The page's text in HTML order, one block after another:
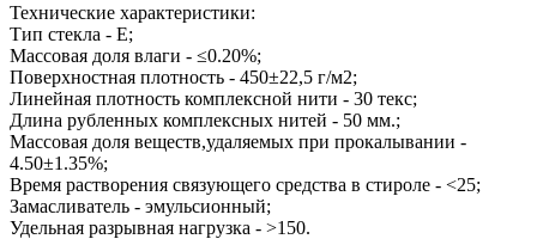
Технические характеристики:
Тип стекла - Е;
Массовая доля влаги - ≤0.20%;
Поверхностная плотность - 450±22,5 г/м2;
Линейная плотность комплексной нити - 30 текс;
Длина рубленных комплексных нитей - 50 мм.;
Массовая доля веществ,удаляемых при прокалывании -
4.50±1.35%;
Время растворения связующего средства в стироле - <25;
Замасливатель - эмульсионный;
Удельная разрывная нагрузка - >150.